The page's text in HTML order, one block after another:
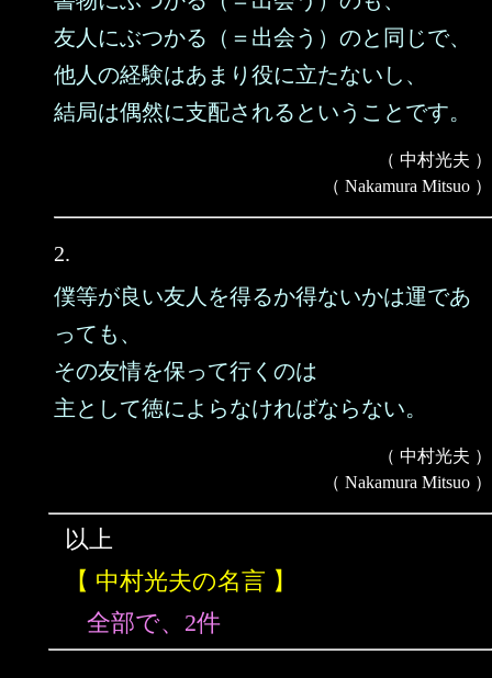
友人にぶつかる（＝出会う）のと同じで、
他人の経験はあまり役に立たないし、
結局は偶然に支配されるということです。
（ 中村光夫 ）
（ Nakamura Mitsuo ）
2.
僕等が良い友人を得るか得ないかは運であ
っても、
その友情を保って行くのは
主として徳によらなければならない。
（ 中村光夫 ）
（ Nakamura Mitsuo ）
以上
【 中村光夫の名言 】
全部で、2件